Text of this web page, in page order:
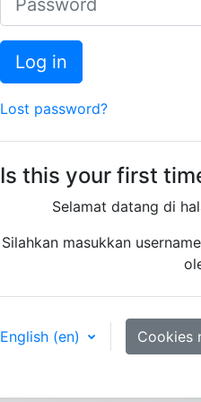
Log in
Lost password?
Is this your first
Selamat datang di
Silahkan masukkan
English ‎(en)‎ Cookies